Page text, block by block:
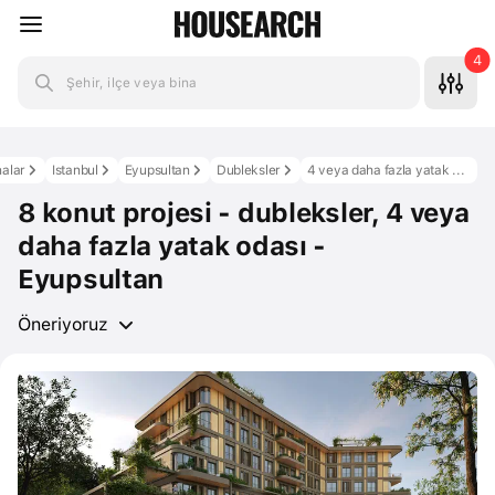
Şehir, ilçe veya bina
4
4 veya daha fazla yatak odası
Dubleksler
Eyupsultan
Istanbul
8 konut projesi - dubleksler, 4 veya
daha fazla yatak odası -
Eyupsultan
Öneriyoruz